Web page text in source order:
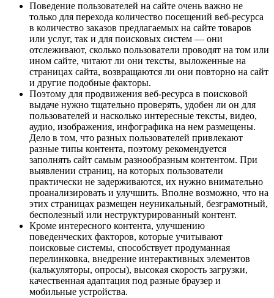
Поведение пользователей на сайте очень важно не
только для перехода количество посещений веб-ресурса
в количество заказов предлагаемых на сайте товаров
или услуг, так и для поисковых систем — они
отслеживают, сколько пользователи проводят на том или
ином сайте, читают ли они тексты, выложенные на
страницах сайта, возвращаются ли они повторно на сайт
и другие подобные факторы.
Поэтому для продвижения веб-ресурса в поисковой
выдаче нужно тщательно проверять, удобен ли он для
пользователей и насколько интересные тексты, видео,
аудио, изображения, инфографика на нем размещены.
Дело в том, что разных пользователей привлекают
разные типы контента, поэтому рекомендуется
заполнять сайт самым разнообразным контентом. При
выявлении страниц, на которых пользователи
практически не задерживаются, их нужно внимательно
проанализировать и улучшить. Вполне возможно, что на
этих страницах размещен неуникальный, безграмотный,
бесполезный или неструктурированный контент.
Кроме интересного контента, улучшению
поведенческих факторов, которые учитывают
поисковые системы, способствует продуманная
перелинковка, внедрение интерактивных элементов
(калькуляторы, опросы), высокая скорость загрузки,
качественная адаптация под разные браузер и
мобильные устройства.